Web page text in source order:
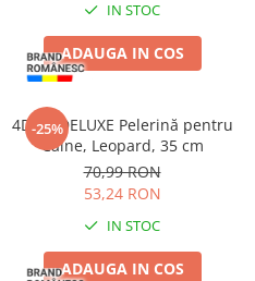
IN STOC
ADAUGA IN COS
-25%
4DOG DELUXE Pelerină pentru
Câine, Leopard, 35 cm
70,99 RON
53,24 RON
IN STOC
ADAUGA IN COS